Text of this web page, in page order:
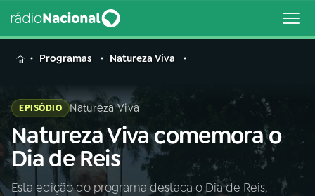
MENU
Buscar
na
Rádio
Nacional
Buscar
Programas Natureza Viva
EPISÓDIO Natureza Viva
Natureza Viva comemora o
Dia de Reis
Esta edição do programa destaca o Dia de Reis,